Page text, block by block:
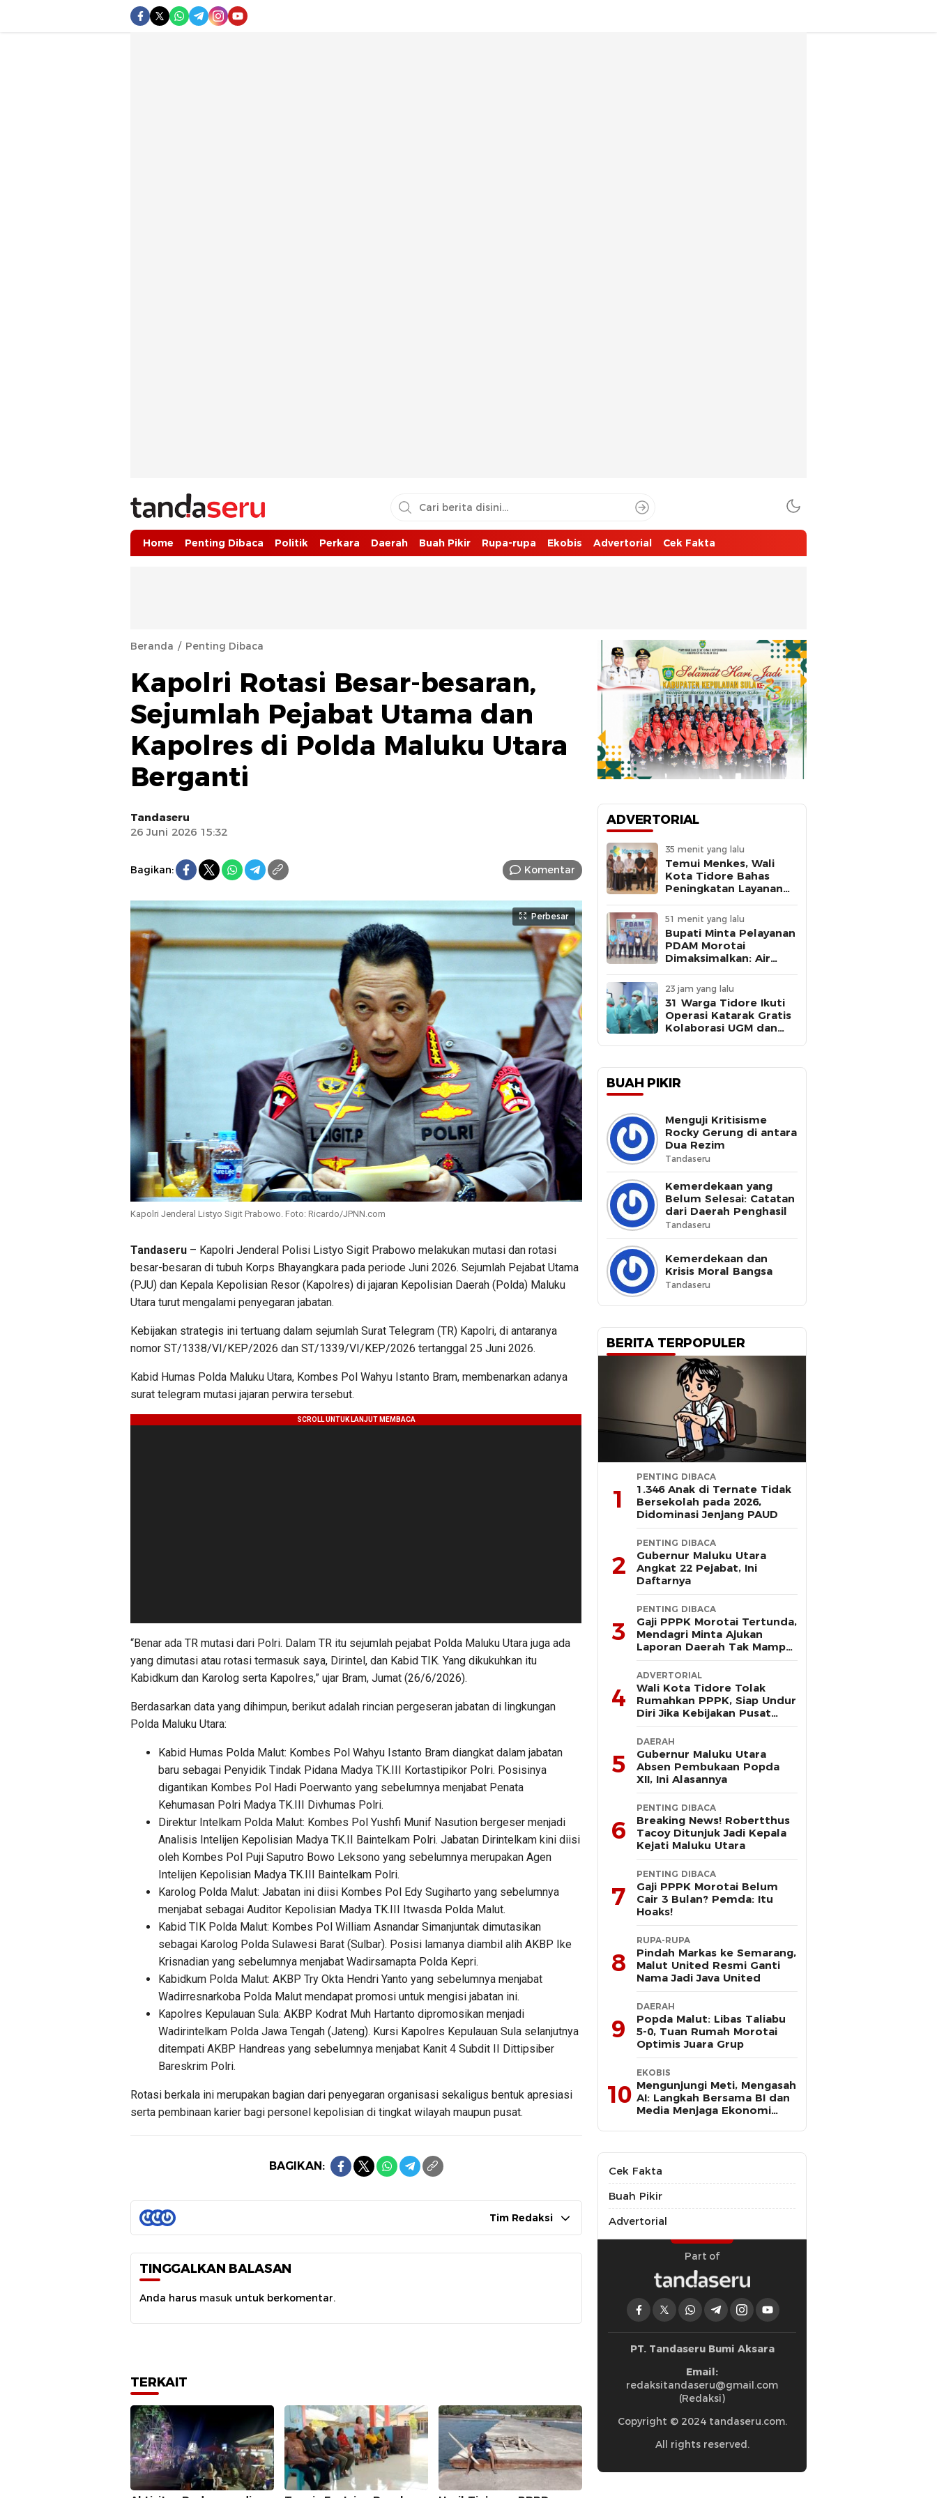
tandaseru.com | Penting Dibaca
tandaseru.com
Home Penting Dibaca Politik Perkara Daerah Buah Pikir Rupa-rupa Ekobis Advertorial Cek Fakta
Beranda Penting Dibaca
Kapolri Rotasi Besar-besaran,
Sejumlah Pejabat Utama dan
Kapolres di Polda Maluku Utara
Berganti
Tandaseru
26 Juni 2026 15:32
Bagikan: Komentar
Perbesar
Kapolri Jenderal Listyo Sigit Prabowo. Foto: Ricardo/JPNN.com
Tandaseru – Kapolri Jenderal Polisi Listyo Sigit Prabowo melakukan mutasi dan rotasi
besar-besaran di tubuh Korps Bhayangkara pada periode Juni 2026. Sejumlah Pejabat Utama
(PJU) dan Kepala Kepolisian Resor (Kapolres) di jajaran Kepolisian Daerah (Polda) Maluku
Utara turut mengalami penyegaran jabatan.
Kebijakan strategis ini tertuang dalam sejumlah Surat Telegram (TR) Kapolri, di antaranya
nomor ST/1338/VI/KEP/2026 dan ST/1339/VI/KEP/2026 tertanggal 25 Juni 2026.
Kabid Humas Polda Maluku Utara, Kombes Pol Wahyu Istanto Bram, membenarkan adanya
surat telegram mutasi jajaran perwira tersebut.
“Benar ada TR mutasi dari Polri. Dalam TR itu sejumlah pejabat Polda Maluku Utara juga ada
yang dimutasi atau rotasi termasuk saya, Dirintel, dan Kabid TIK. Yang dikukuhkan itu
Kabidkum dan Karolog serta Kapolres,” ujar Bram, Jumat (26/6/2026).
Berdasarkan data yang dihimpun, berikut adalah rincian pergeseran jabatan di lingkungan
Polda Maluku Utara:
Kabid Humas Polda Malut: Kombes Pol Wahyu Istanto Bram diangkat dalam jabatan
baru sebagai Penyidik Tindak Pidana Madya TK.III Kortastipikor Polri. Posisinya
digantikan Kombes Pol Hadi Poerwanto yang sebelumnya menjabat Penata
Kehumasan Polri Madya TK.III Divhumas Polri.
Direktur Intelkam Polda Malut: Kombes Pol Yushfi Munif Nasution bergeser menjadi
Analisis Intelijen Kepolisian Madya TK.II Baintelkam Polri. Jabatan Dirintelkam kini diisi
oleh Kombes Pol Puji Saputro Bowo Leksono yang sebelumnya merupakan Agen
Intelijen Kepolisian Madya TK.III Baintelkam Polri.
Karolog Polda Malut: Jabatan ini diisi Kombes Pol Edy Sugiharto yang sebelumnya
menjabat sebagai Auditor Kepolisian Madya TK.III Itwasda Polda Malut.
Kabid TIK Polda Malut: Kombes Pol William Asnandar Simanjuntak dimutasikan
sebagai Karolog Polda Sulawesi Barat (Sulbar). Posisi lamanya diambil alih AKBP Ike
Krisnadian yang sebelumnya menjabat Wadirsamapta Polda Kepri.
Kabidkum Polda Malut: AKBP Try Okta Hendri Yanto yang sebelumnya menjabat
Wadirresnarkoba Polda Malut mendapat promosi untuk mengisi jabatan ini.
Kapolres Kepulauan Sula: AKBP Kodrat Muh Hartanto dipromosikan menjadi
Wadirintelkam Polda Jawa Tengah (Jateng). Kursi Kapolres Kepulauan Sula selanjutnya
ditempati AKBP Handreas yang sebelumnya menjabat Kanit 4 Subdit II Dittipsiber
Bareskrim Polri.
Rotasi berkala ini merupakan bagian dari penyegaran organisasi sekaligus bentuk apresiasi
serta pembinaan karier bagi personel kepolisian di tingkat wilayah maupun pusat.
BAGIKAN:
Tim Redaksi
TINGGALKAN BALASAN
Anda harus masuk untuk berkomentar.
TERKAIT
ADVERTORIAL
35 menit yang lalu
Temui Menkes, Wali
Kota Tidore Bahas
Peningkatan Layanan
51 menit yang lalu
Bupati Minta Pelayanan
PDAM Morotai
Dimaksimalkan: Air
Dasar
23 jam yang lalu
31 Warga Tidore Ikuti
Operasi Katarak Gratis
Kolaborasi UGM dan
BUAH PIKIR
Menguji Kritisisme
Rocky Gerung di antara
Dua Rezim
Tandaseru
Kemerdekaan yang
Belum Selesai: Catatan
dari Daerah Penghasil
Tandaseru
Kemerdekaan dan
Krisis Moral Bangsa
Tandaseru
BERITA TERPOPULER
1
PENTING DIBACA
1.346 Anak di Ternate Tidak
Bersekolah pada 2026,
Didominasi Jenjang PAUD
2
PENTING DIBACA
Gubernur Maluku Utara
Angkat 22 Pejabat, Ini
Daftarnya
3
PENTING DIBACA
Gaji PPPK Morotai Tertunda,
Mendagri Minta Ajukan
Laporan Daerah Tak Mampu
Bayar Pegawai
4
ADVERTORIAL
Wali Kota Tidore Tolak
Rumahkan PPPK, Siap Undur
Diri Jika Kebijakan Pusat
Korbankan Ribuan Pegawai
5
DAERAH
Gubernur Maluku Utara
Absen Pembukaan Popda
XII, Ini Alasannya
6
PENTING DIBACA
Breaking News! Robertthus
Tacoy Ditunjuk Jadi Kepala
Kejati Maluku Utara
7
PENTING DIBACA
Gaji PPPK Morotai Belum
Cair 3 Bulan? Pemda: Itu
Hoaks!
8
RUPA-RUPA
Pindah Markas ke Semarang,
Malut United Resmi Ganti
Nama Jadi Java United
9
DAERAH
Popda Malut: Libas Taliabu
5-0, Tuan Rumah Morotai
Optimis Juara Grup
10
EKOBIS
Mengunjungi Meti, Mengasah
AI: Langkah Bersama BI dan
Media Menjaga Ekonomi
Cek Fakta
Buah Pikir
Advertorial
Part of
PT. Tandaseru Bumi Aksara
Email:
redaksitandaseru@gmail.com
(Redaksi)
Copyright © 2024 tandaseru.com.
All rights reserved.